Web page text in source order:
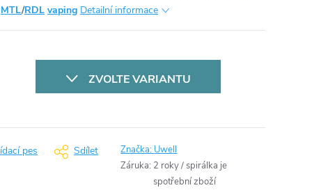
MTL/RDL vaping Detailní informace
ZVOLTE VARIANTU
pes Sdílet Značka: Uwell
Záruka: 2 roky / spirálka je
spotřební zboží